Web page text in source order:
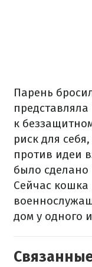
Парень
к
риск для
против идеи
было сделано
Сейчас кошка
дом у одного